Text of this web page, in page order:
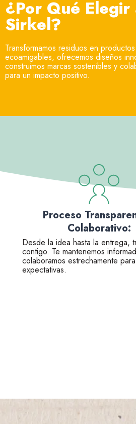
¿Por Qué Elegir
Sirkel?
Transformamos residuos en productos
ecoamigables, ofrecemos diseños
construimos marcas sostenibles y
para un impacto positivo.
Proceso
Colaborativo:
Desde la idea hasta la entrega,
contigo. Te mantenemos
colaboramos estrechamente
expectativas.